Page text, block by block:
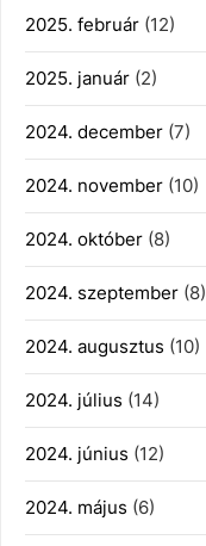
2025. február (12)
2025. január (2)
2024. december (7)
2024. november (10)
2024. október (8)
2024. szeptember (8)
2024. augusztus (10)
2024. július (14)
2024. június (12)
2024. május (6)